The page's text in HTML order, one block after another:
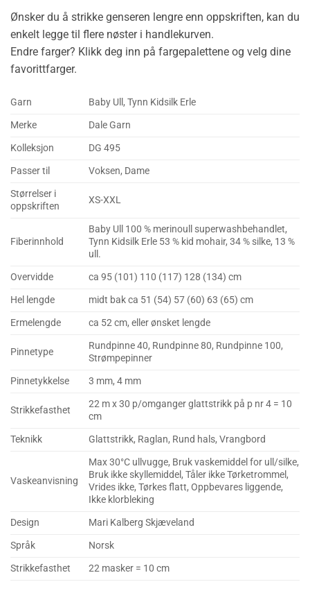
Ønsker du å strikke genseren lengre enn oppskriften, kan du
enkelt legge til flere nøster i handlekurven.
Endre farger? Klikk deg inn på fargepalettene og velg dine
favorittfarger.
Garn
Baby Ull, Tynn Kidsilk Erle
Merke
Dale Garn
Kolleksjon
DG 495
Passer til
Voksen, Dame
Størrelser i
oppskriften
XS-XXL
Fiberinnhold
Baby Ull 100 % merinoull superwashbehandlet,
Tynn Kidsilk Erle 53 % kid mohair, 34 % silke, 13 %
ull.
Overvidde
ca 95 (101) 110 (117) 128 (134) cm
Hel lengde
midt bak ca 51 (54) 57 (60) 63 (65) cm
Ermelengde
ca 52 cm, eller ønsket lengde
Pinnetype
Rundpinne 40, Rundpinne 80, Rundpinne 100,
Strømpepinner
Pinnetykkelse
3 mm, 4 mm
Strikkefasthet
22 m x 30 p/omganger glattstrikk på p nr 4 = 10
cm
Teknikk
Glattstrikk, Raglan, Rund hals, Vrangbord
Vaskeanvisning
Max 30°C ullvugge, Bruk vaskemiddel for ull/silke,
Bruk ikke skyllemiddel, Tåler ikke Tørketrommel,
Vrides ikke, Tørkes flatt, Oppbevares liggende,
Ikke klorbleking
Design
Mari Kalberg Skjæveland
Språk
Norsk
Strikkefasthet
22 masker = 10 cm